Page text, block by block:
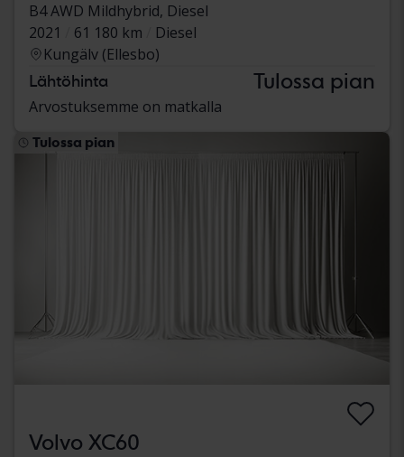
B4 AWD Mildhybrid, Diesel
2021
61 180 km
Diesel
Kungälv (Ellesbo)
Lähtöhinta Tulossa pian
Arvostuksemme on matkalla
Tulossa pian
Volvo XC60